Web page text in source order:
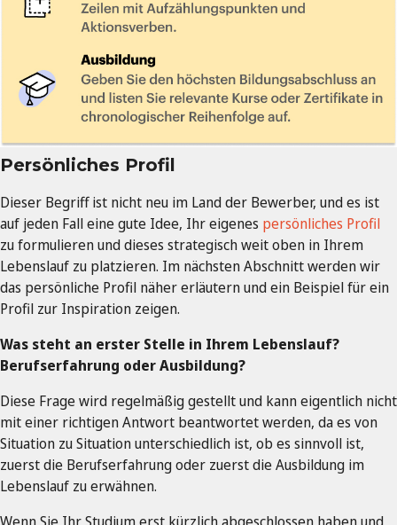
Persönliches Profil
Dieser Begriff ist nicht neu im Land der Bewerber, und es ist
auf jeden Fall eine gute Idee, Ihr eigenes persönliches Profil
zu formulieren und dieses strategisch weit oben in Ihrem
Lebenslauf zu platzieren. Im nächsten Abschnitt werden wir
das persönliche Profil näher erläutern und ein Beispiel für ein
Profil zur Inspiration zeigen.
Was steht an erster Stelle in Ihrem Lebenslauf?
Berufserfahrung oder Ausbildung?
Diese Frage wird regelmäßig gestellt und kann eigentlich nicht
mit einer richtigen Antwort beantwortet werden, da es von
Situation zu Situation unterschiedlich ist, ob es sinnvoll ist,
zuerst die Berufserfahrung oder zuerst die Ausbildung im
Lebenslauf zu erwähnen.